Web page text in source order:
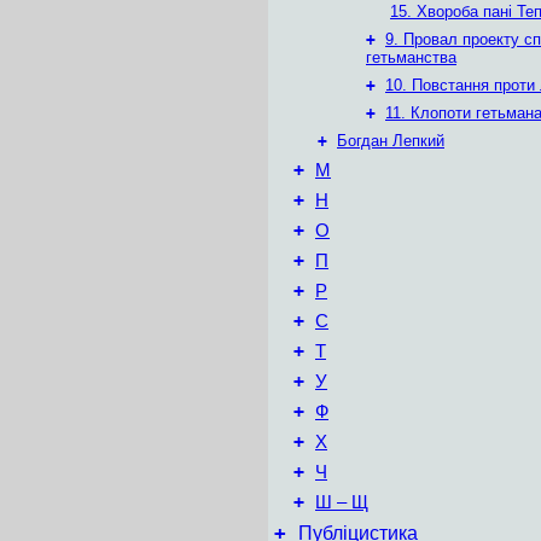
15. Хвороба пані
+ 9. Провал проекту
гетьманства
+ 10. Повстання проти
+ 11. Клопоти гетьмана
+
Богдан Лепкий
+ М
+ Н
+ О
+ П
+ Р
+ С
+ Т
+ У
+ Ф
+ Х
+ Ч
+ Ш – Щ
+ Публіцистика